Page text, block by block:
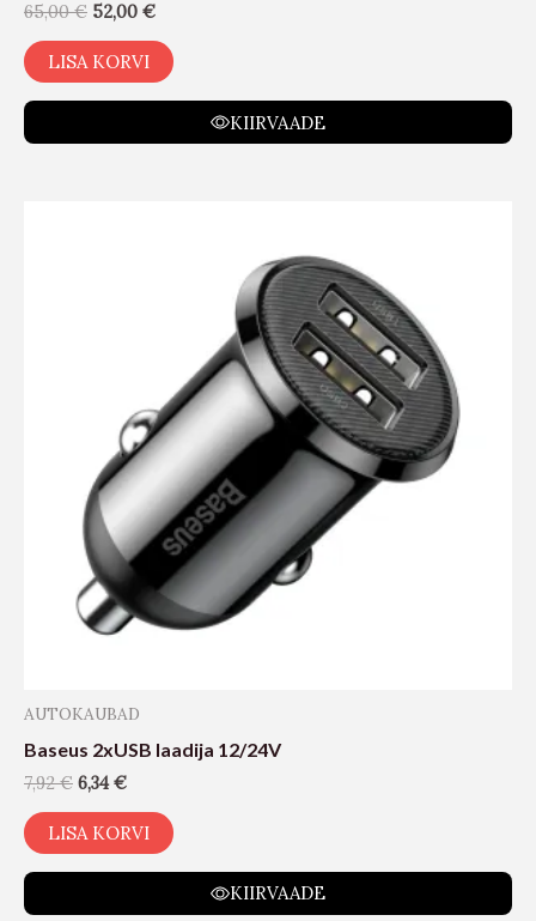
65,00€ 52,00 €
LISA KORVI
KIIRVAADE
AUTOKAUBAD
Baseus 2xUSB laadija 12/24V
7,92€ 6,34€
LISA KORVI
KIIRVAADE